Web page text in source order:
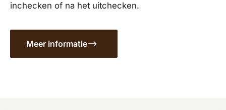
inchecken of na het uitchecken.
Meer informatie